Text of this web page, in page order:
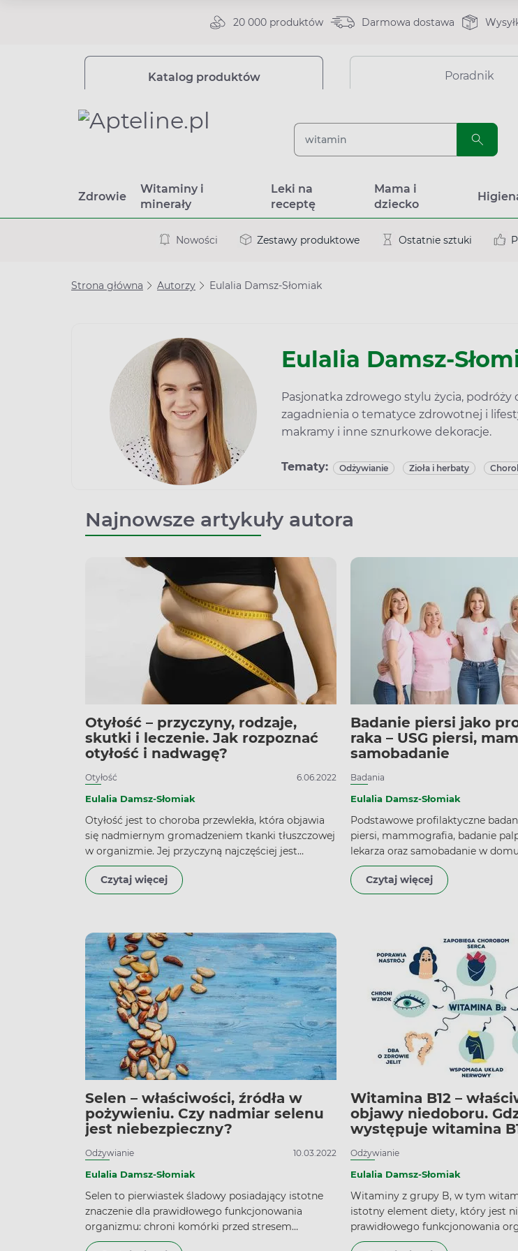
20 000 produktów Darmowa dostawa
Katalog produktów Poradnik
Zdrowie
Witaminy i
minerały
Leki na
receptę
Mama i
dziecko
Nowości Zestawy produktowe Ostatnie sztuki
Strona główna Autorzy Eulalia Damsz-Słomiak
Eulalia Damsz-
Pasjonatka zdrowego stylu życia,
zagadnienia o tematyce zdrowotnej i
makramy i inne sznurkowe dekoracje.
Tematy: Odżywianie Zioła i herbaty
Najnowsze artykuły autora
Otyłość – przyczyny, rodzaje,
skutki i leczenie. Jak rozpoznać
otyłość i nadwagę?
Otyłość 6.06.2022
Eulalia Damsz-Słomiak
Otyłość jest to choroba przewlekła, która objawia
się nadmiernym gromadzeniem tkanki tłuszczowej
w organizmie. Jej przyczyną najczęściej jest
niezdrowa dieta oraz siedzący tryb życia. Otyłość
przyczynia się do rozwoju poważnych problemów
zdrowotnych, w tym chorób sercowo-
który powinien zaniepokoić pacjenta jest nadwaga.
Czytaj więcej
Badanie piersi jako
raka – USG piersi,
samobadanie
Badania
Eulalia Damsz-Słomiak
Podstawowe profilaktyczne
piersi, mammografia, badanie
lekarza oraz samobadanie w
wykonywane pozwalają wykryć
zmiany na wczesnym etapie.
wiedzieć, jak samodzielnie padać
Czytaj więcej
Selen – właściwości, źródła w
pożywieniu. Czy nadmiar selenu
jest niebezpieczny?
Odżywianie 10.03.2022
Eulalia Damsz-Słomiak
Selen to pierwiastek śladowy posiadający istotne
znaczenie dla prawidłowego funkcjonowania
organizmu: chroni komórki przed stresem
oksydacyjnym, wykazuje właściwości
Witamina B12 –
objawy niedoboru.
występuje witamina
Odżywianie
Eulalia Damsz-Słomiak
Witaminy z grupy B, w tym
istotny element diety, który jest
prawidłowego funkcjonowania
szczególności układu